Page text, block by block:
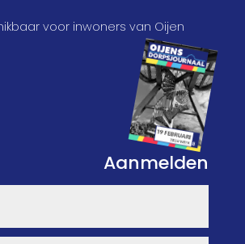
voor inwoners van Oijen
Aanmelden